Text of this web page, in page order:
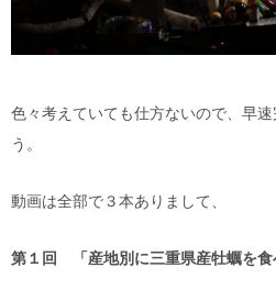
色々考えていても仕方ないので、早
う。
動画は全部で３本ありまして、
第１回 「産地別に三重県産牡蠣を食